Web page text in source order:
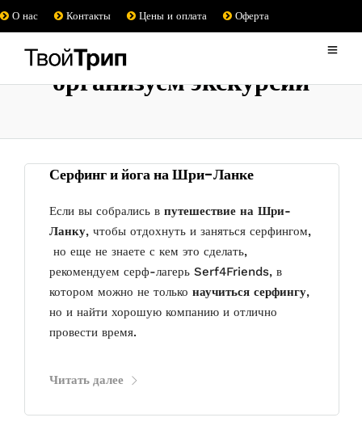
О нас Контакты Цены и оплата Оферта
организуем экскурсии
Серфинг и йога на Шри-Ланке
Если вы собрались в путешествие на Шри-
Ланку, чтобы отдохнуть и заняться серфингом,
но еще не знаете с кем это сделать,
рекомендуем серф-лагерь Serf4Friends, в
котором можно не только научиться серфингу,
но и найти хорошую компанию и отлично
провести время.
Читать далее